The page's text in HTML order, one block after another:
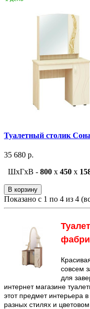
Туалетный столик
35 680 р.
ШxГxВ - 800 x 450 x
В корзину
Показано с 1 по 4 из 4
совсем
для
интернет магазине
этот предмет интерьера
разных стилях и